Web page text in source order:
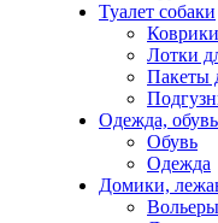
Туалет собаки
Коврики
Лотки
Пакеты
Одежда, обувь
Обувь
Одежда
Домики,